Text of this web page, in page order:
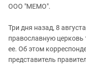
Дагестан
Кабардино-Балкария
Калмыкия
ООО "МЕМО".
Три дня назад, 8
православную церковь
ее. Об этом
представитель